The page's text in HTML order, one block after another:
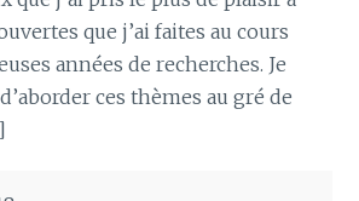
que j’ai faites au cours
années de recherches. Je
ces thèmes au gré de